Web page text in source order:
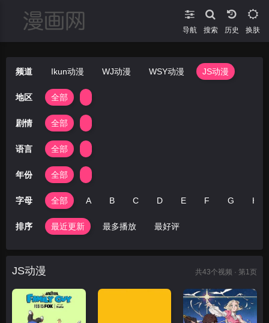
导航 搜索 换肤
频道 Ikun动漫 WJ动漫 WSY动漫 JS动漫
地区 全部
剧情 全部
语言 全部
年份 全部
字母 全部 A B C D E F G H
排序 最近更新 最多播放 最好评
JS动漫 共43个视频 · 第1页